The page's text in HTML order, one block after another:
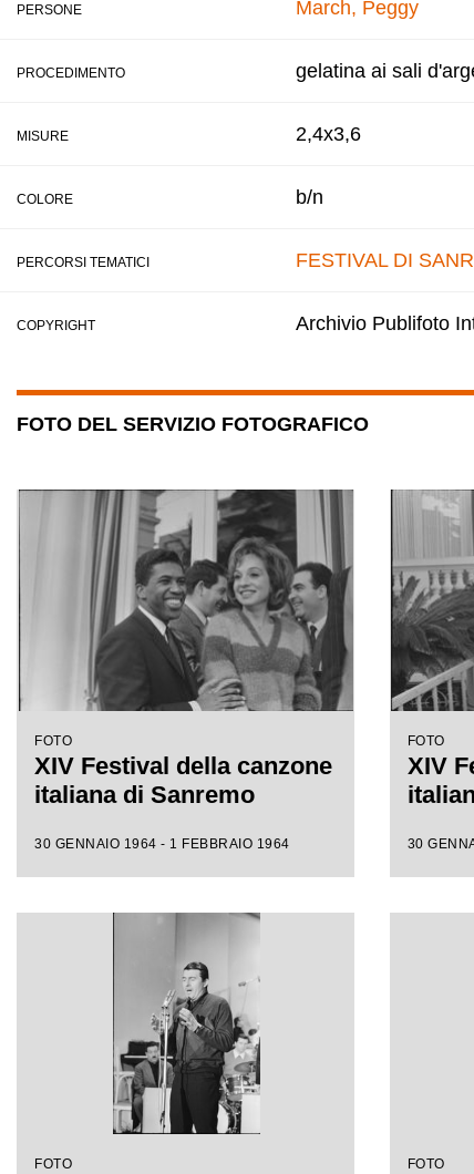
PERSONE March, Peggy
PROCEDIMENTO gelatina ai sali
MISURE 2,4x3,6
COLORE b/n
PERCORSI TEMATICI FESTIVAL DI
COPYRIGHT Archivio Publifoto
FOTO DEL SERVIZIO FOTOGRAFICO
FOTO
XIV Festival della canzone
italiana di Sanremo
30 GENNAIO 1964 - 1 FEBBRAIO 1964
FOTO
XIV
30
FOTO FOTO